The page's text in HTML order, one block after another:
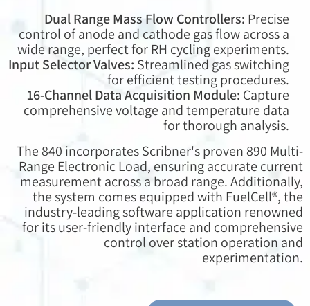
Dual Range Mass Flow Controllers: Precise
control of anode and cathode gas flow across a
wide range, perfect for RH cycling experiments.
Input Selector Valves: Streamlined gas switching
for efficient testing procedures.
16-Channel Data Acquisition Module: Capture
comprehensive voltage and temperature data
for thorough analysis.
The 840 incorporates Scribner's proven 890 Multi-
Range Electronic Load, ensuring accurate current
measurement across a broad range. Additionally,
the system comes equipped with FuelCell®, the
industry-leading software application renowned
for its user-friendly interface and comprehensive
control over station operation and
experimentation.